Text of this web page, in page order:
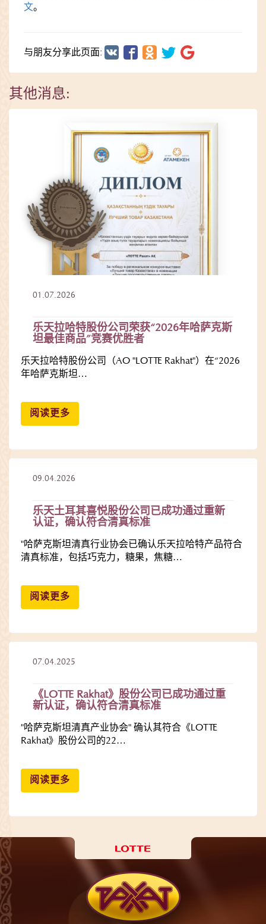
文。
与朋友分享此页面:
其他消息:
01.07.2026
乐天拉哈特股份公司荣获“2026年哈萨克斯
坦最佳商品”竞赛优胜者
乐天拉哈特股份公司（AO "LOTTE Rakhat"）在“2026
年哈萨克斯坦…
阅读更多
09.04.2026
乐天土耳其喜悦股份公司已成功通过重新
认证，确认符合清真标准
"哈萨克斯坦清真行业协会已确认乐天拉哈特产品符合
清真标准，包括巧克力，糖果，焦糖…
阅读更多
07.04.2025
《LOTTE Rakhat》股份公司已成功通过重
新认证，确认符合清真标准
"哈萨克斯坦清真产业协会" 确认其符合《LOTTE
Rakhat》股份公司的22…
阅读更多